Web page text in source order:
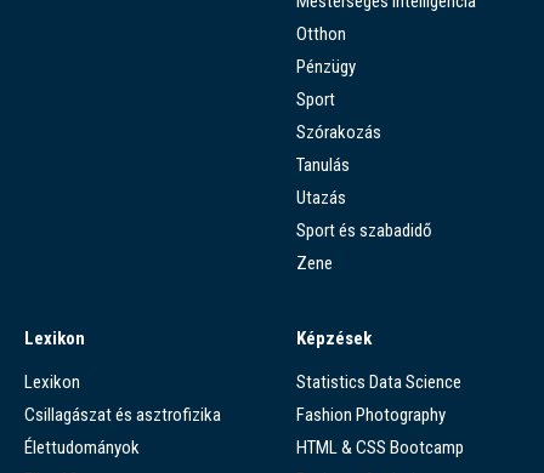
Otthon
Pénzügy
Sport
Szórakozás
Tanulás
Utazás
Sport és szabadidő
Zene
Lexikon
Lexikon
Csillagászat és asztrofizika
Élettudományok
Képzések
Statistics Data Science
Fashion Photography
HTML & CSS Bootcamp